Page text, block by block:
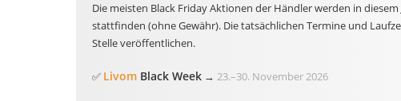
Die meisten Black Friday Aktionen der Händler werden in
stattfinden (ohne Gewähr). Die tatsächlichen Termine und
Stelle veröffentlichen.
✅ LivomBlack Week → 23.–30. November 2026